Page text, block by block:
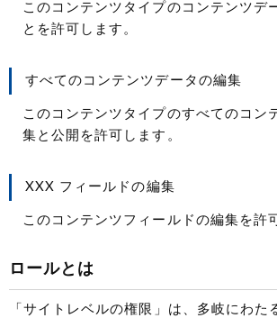
このコンテンツタイプのコンテンツデ
とを許可します。
すべてのコンテンツデータの編集
このコンテンツタイプのすべてのコン
集と公開を許可します。
XXX フィールドの編集
このコンテンツフィールドの編集を許
ロールとは
「サイトレベルの権限」は、多岐にわた